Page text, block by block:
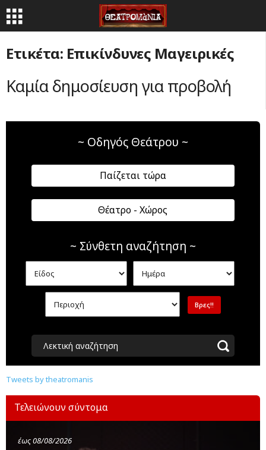
Ετικέτα: Επικίνδυνες Μαγειρικές
Καμία δημοσίευση για προβολή
~ Οδηγός Θεάτρου ~
Παίζεται τώρα
Θέατρο - Χώρος
~ Σύνθετη αναζήτηση ~
Λεκτική αναζήτηση
Tweets by theatromanis
Τελειώνουν σύντομα
έως 08/08/2026